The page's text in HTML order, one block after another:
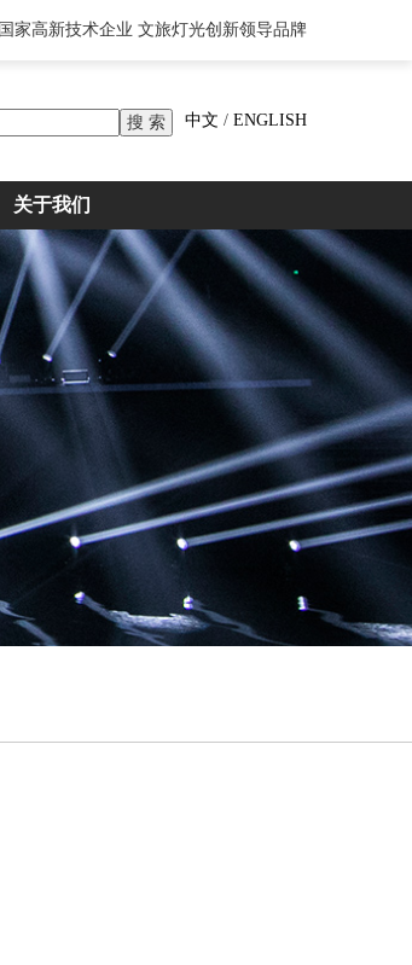
国家高新技术企业 文旅灯光创新领导品牌
中文 / ENGLISH
关于我们